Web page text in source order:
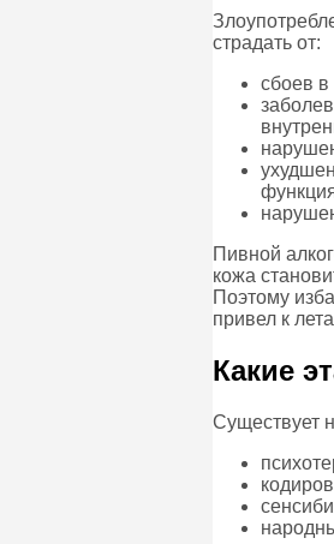
страдать от:
сбоев в
Пивной
кожа
Поэтому
привел к
Какие
Существует